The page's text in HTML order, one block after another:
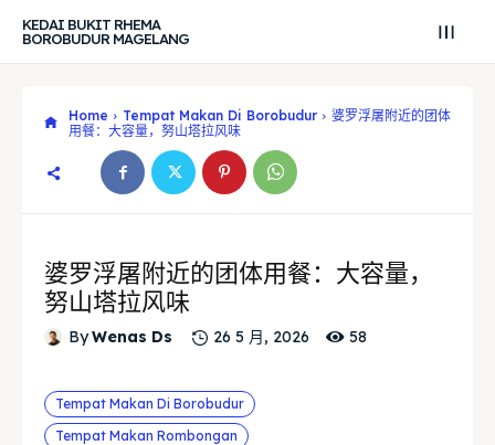
Search
Search
KEDAI BUKIT RHEMA
BOROBUDUR MAGELANG
Home Tempat Makan Di Borobudur
婆罗浮屠附近的团体
用餐：大容量，努山塔拉风味
婆罗浮屠附近的团体用餐：大容量，
努山塔拉风味
ByWenas Ds 26 5 月, 2026 58
Tempat Makan Di Borobudur
Tempat Makan Rombongan